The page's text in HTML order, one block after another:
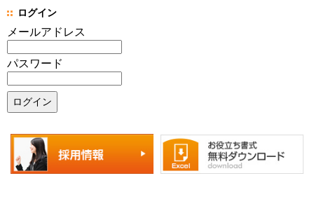
ログイン
メールアドレス
パスワード